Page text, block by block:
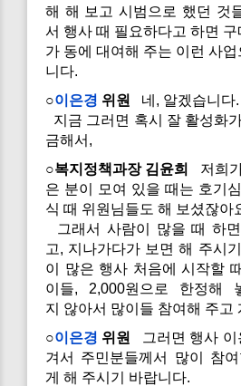
해 해 보고 시범으로 했던 것
서 행사 때 필요하다고 하면 구
가 동에 대여해 주는 이런 사
니다.
○이은경 위원
네, 알겠습니다.
지금 그러면 혹시 잘 활성화
금해서,
○복지정책과장 김윤희
저희
은 분이 모여 있을 때는 호기
식 때 위원님들도 해 보셨잖아
그래서 사람이 많을 때 하
고, 지나가다가 보면 해 주시
이 많은 행사 처음에 시작할
이들, 2,000원으로 한정해
지 않아서 많이들 참여해 주고
○이은경 위원
그러면 행사 이
겨서 주민분들께서 많이 참
게 해 주시기 바랍니다.